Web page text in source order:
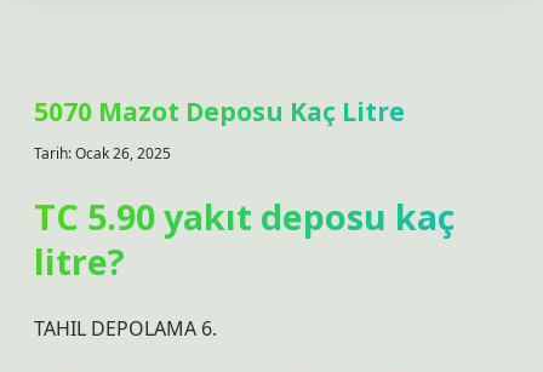
5070 Mazot Deposu Kaç Litre
Tarih: Ocak 26, 2025
TC 5.90 yakıt deposu kaç
litre?
TAHIL DEPOLAMA 6.